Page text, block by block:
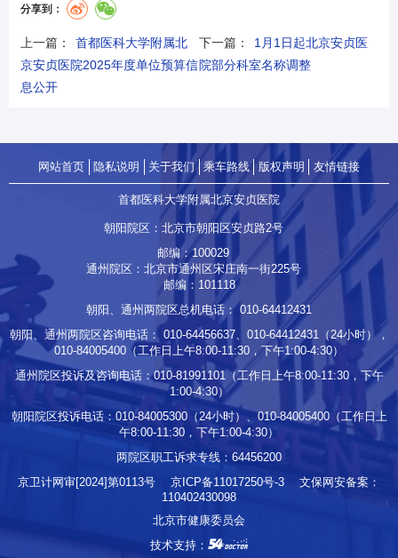
分享到：
上一篇：
首都医科大学附属北
京安贞医院2025年度单位预算信
息公开
下一篇：
1月1日起北京安贞医
院部分科室名称调整
网站首页 隐私说明 关于我们 乘车路线 版权声明 友情链接
首都医科大学附属北京安贞医院
朝阳院区：北京市朝阳区安贞路2号
邮编：100029
通州院区：北京市通州区宋庄南一街225号
邮编：101118
朝阳、通州两院区总机电话： 010-64412431
朝阳、通州两院区咨询电话： 010-64456637、 010-64412431
（24小时），
010-84005400 （工作日上午8:00-11:30，下午1:00-4:30）
通州院区投诉及咨询电话：010-81991101 （工作日上午8:00-11:30，下午
1:00-4:30）
朝阳院区投诉电话： 010-84005300（24小时）、010-84005400（工作日上
午8:00-11:30，下午1:00-4:30）
两院区职工诉求专线： 64456200
京卫计网审[2024]第0113号 京ICP备11017250号-3
文保网安备案：
110402430098
北京市健康委员会
技术支持：